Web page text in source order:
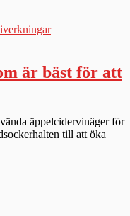
är bäst för att
äppelcidervinäger för
till att öka